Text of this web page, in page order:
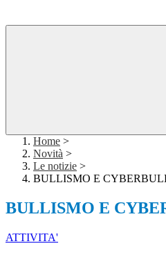
Home >
Novità >
Le notizie >
BULLISMO E
BULLISMO E
ATTIVITA'